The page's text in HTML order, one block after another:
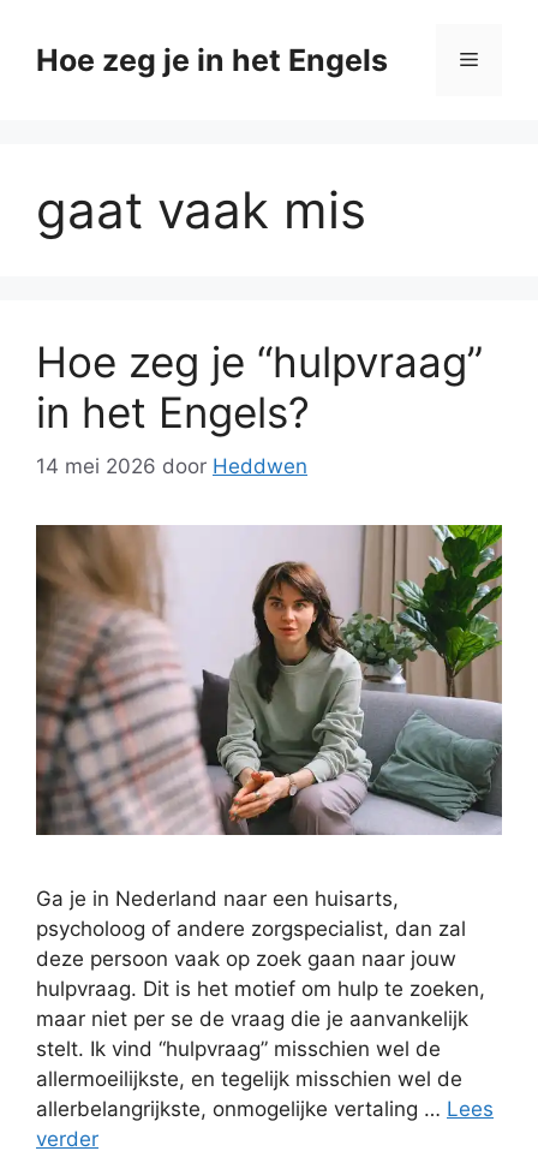
naarHoe zeg je in het Engels Menu
gaat vaak mis
Hoe zeg je “hulpvraag”
in het Engels?
14 mei 2026 door Heddwen
Ga je in Nederland naar een huisarts,
psycholoog of andere zorgspecialist, dan zal
deze persoon vaak op zoek gaan naar jouw
hulpvraag. Dit is het motief om hulp te zoeken,
maar niet per se de vraag die je aanvankelijk
stelt. Ik vind “hulpvraag” misschien wel de
allermoeilijkste, en tegelijk misschien wel de
allerbelangrijkste, onmogelijke vertaling … Lees
verder